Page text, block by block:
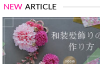
NEW ARTICLE